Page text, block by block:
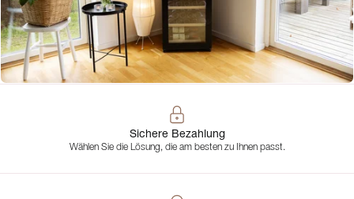
Sichere Bezahlung
Wählen Sie die Lösung, die am besten zu Ihnen passt.